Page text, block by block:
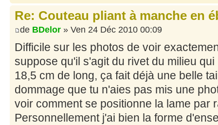
Re: Couteau pliant à manche en
de BDelor » Ven 24 Déc 2010 00:09
Difficile sur les photos de voir
suppose qu'il s'agit du rivet du milieu
18,5 cm de long, ça fait déjà une belle
dommage que tu n'aies pas mis une
voir comment se positionne la lame par
Personnellement j'ai bien la forme